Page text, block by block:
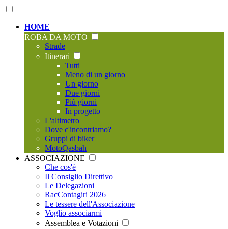
HOME
ROBA DA MOTO
Strade
Itinerari
Tutti
Meno di un giorno
Un giorno
Due giorni
Più giorni
In progetto
L'altimetro
Dove c'incontriamo?
Gruppi di biker
MotoQasbah
ASSOCIAZIONE
Che cos'è
Il Consiglio Direttivo
Le Delegazioni
RacContagiri 2026
Le tessere dell'Associazione
Voglio associarmi
Assemblea e Votazioni